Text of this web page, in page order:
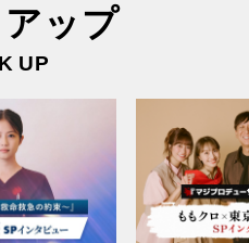
ップ
UP